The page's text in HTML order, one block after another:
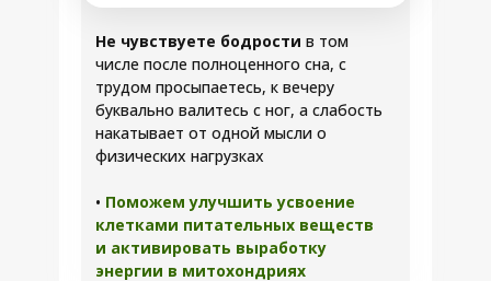
Не чувствуете бодрости в том
числе после полноценного сна, с
трудом просыпаетесь, к вечеру
буквально валитесь с ног, а слабость
накатывает от одной мысли о
физических нагрузках
• Поможем улучшить усвоение
клетками питательных веществ
и активировать выработку
энергии в митохондриях